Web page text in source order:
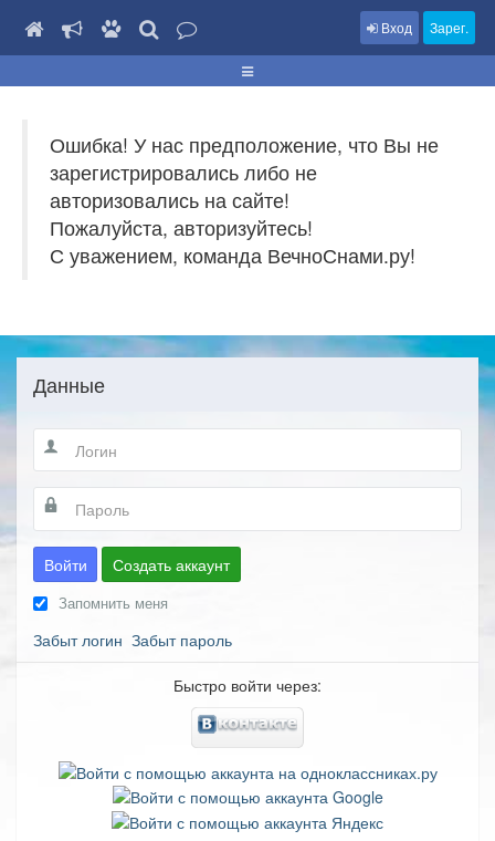
Вход Зарег.
Ошибка! У нас предположение, что Вы не
зарегистрировались либо не
авторизовались на сайте!
Пожалуйста, авторизуйтесь!
С уважением, команда ВечноСнами.ру!
Данные
Войти Создать аккаунт
Запомнить меня
Забыт логин Забыт пароль
Быстро войти через: